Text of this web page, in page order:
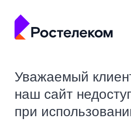
Уважаемый
наш сайт
при